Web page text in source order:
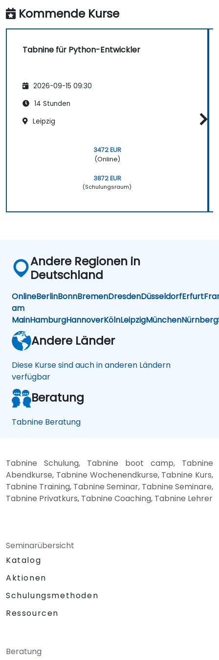
geschriebenen Code lernt, um bessere
Vorschläge zu machen.
Kommende Kurse
Tabnine für Python-Entwickler
2026-09-15 09:30
14 Stunden
Leipzig
3472 EUR
(Online)
3872 EUR
(Schulungsraum)
Andere Regionen in
Deutschland
OnlineBerlinBonnBremenDresdenDüsseldorfErfurt
am
MainHamburgHannoverKölnLeipzigMünchenNürnberg
Andere Länder
Diese Kurse sind auch in anderen Ländern
verfügbar
Beratung
Tabnine Beratung
Tabnine Schulung, Tabnine boot camp, Tabnine
Abendkurse, Tabnine Wochenendkurse, Tabnine Kurs,
Tabnine Training, Tabnine Seminar, Tabnine Seminare,
Tabnine Privatkurs, Tabnine Coaching, Tabnine Lehrer
Seminarübersicht
Katalog
Aktionen
Schulungsmethoden
Ressourcen
Beratung